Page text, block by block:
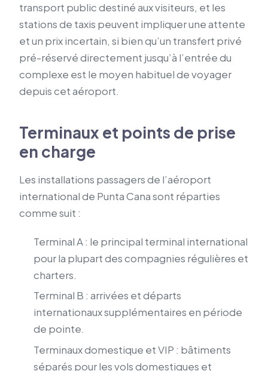
transport public destiné aux visiteurs, et les
stations de taxis peuvent impliquer une attente
et un prix incertain, si bien qu’un transfert privé
pré-réservé directement jusqu’à l’entrée du
complexe est le moyen habituel de voyager
depuis cet aéroport.
Terminaux et points de prise
en charge
Les installations passagers de l’aéroport
international de Punta Cana sont réparties
comme suit :
Terminal A : le principal terminal international
pour la plupart des compagnies régulières et
charters.
Terminal B : arrivées et départs
internationaux supplémentaires en période
de pointe.
Terminaux domestique et VIP : bâtiments
séparés pour les vols domestiques et